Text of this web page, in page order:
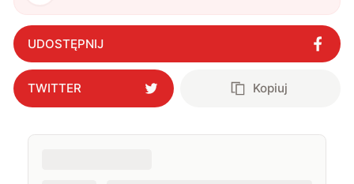
UDOSTĘPNIJ
TWITTER Kopiuj